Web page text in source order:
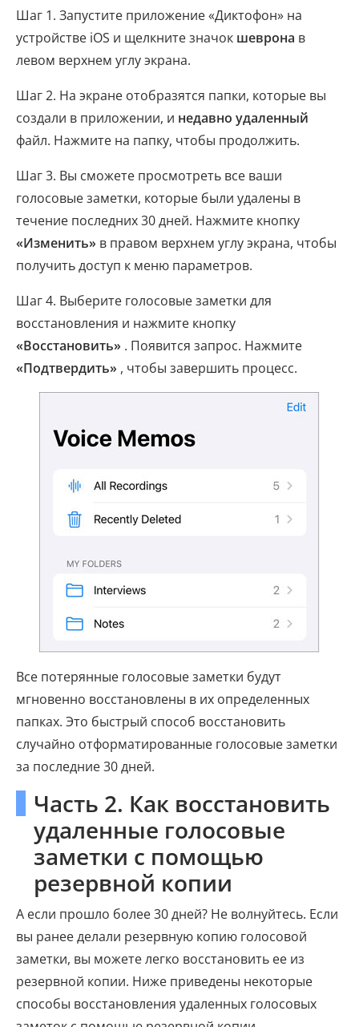
Шаг 1. Запустите приложение «Диктофон» на
устройстве iOS и щелкните значок шеврона в
левом верхнем углу экрана.
Шаг 2. На экране отобразятся папки, которые вы
создали в приложении, и недавно удаленный
файл. Нажмите на папку, чтобы продолжить.
Шаг 3. Вы сможете просмотреть все ваши
голосовые заметки, которые были удалены в
течение последних 30 дней. Нажмите кнопку
«Изменить» в правом верхнем углу экрана, чтобы
получить доступ к меню параметров.
Шаг 4. Выберите голосовые заметки для
восстановления и нажмите кнопку
«Восстановить» . Появится запрос. Нажмите
«Подтвердить» , чтобы завершить процесс.
Все потерянные голосовые заметки будут
мгновенно восстановлены в их определенных
папках. Это быстрый способ восстановить
случайно отформатированные голосовые заметки
за последние 30 дней.
Часть 2. Как восстановить
удаленные голосовые
заметки с помощью
резервной копии
А если прошло более 30 дней? Не волнуйтесь. Если
вы ранее делали резервную копию голосовой
заметки, вы можете легко восстановить ее из
резервной копии. Ниже приведены некоторые
способы восстановления удаленных голосовых